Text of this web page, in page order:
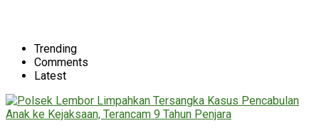
Trending
Comments
Latest